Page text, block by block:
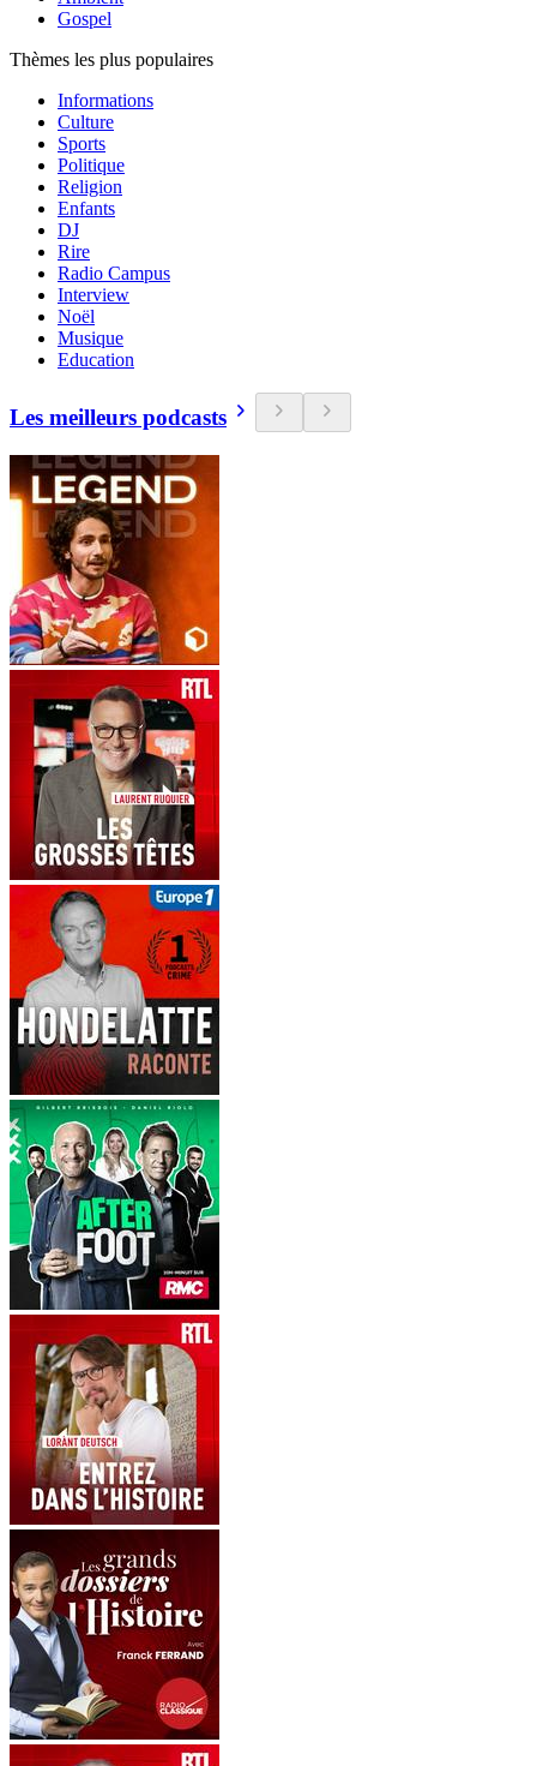
Gospel
Thèmes les plus populaires
Informations
Culture
Sports
Politique
Religion
Enfants
DJ
Rire
Radio Campus
Interview
Noël
Musique
Education
Les meilleurs podcasts